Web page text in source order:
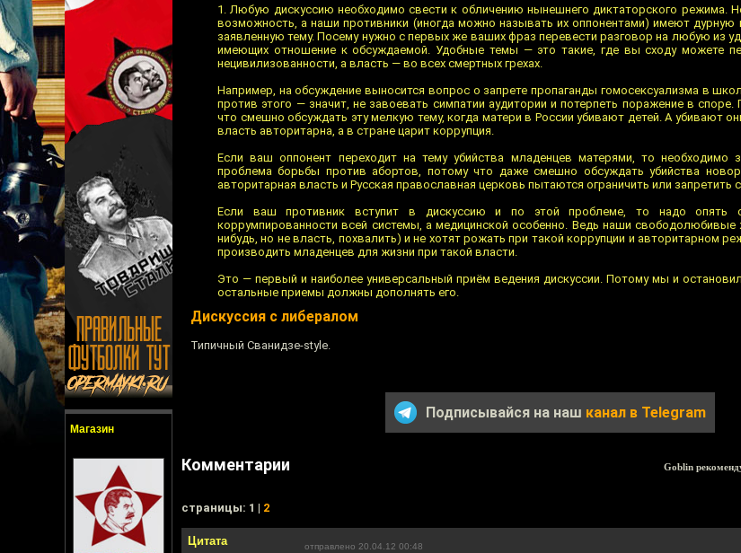
Магазин
1. Любую дискуссию необходимо свести к обличению нынешнего диктаторского режима.
возможность, а наши противники (иногда можно называть их оппонентами) имеют дурную
заявленную тему. Посему нужно с первых же ваших фраз перевести разговор на любую из
имеющих отношение к обсуждаемой. Удобные темы — это такие, где вы сходу можете
нецивилизованности, а власть — во всех смертных грехах.
Например, на обсуждение выносится вопрос о запрете пропаганды гомосексуализма в
против этого — значит, не завоевать симпатии аудитории и потерпеть поражение в споре.
что смешно обсуждать эту мелкую тему, когда матери в России убивают детей. А убивают
власть авторитарна, а в стране царит коррупция.
Если ваш оппонент переходит на тему убийства младенцев матерями, то необходимо
проблема борьбы против абортов, потому что даже смешно обсуждать убийства
авторитарная власть и Русская православная церковь пытаются ограничить или запретить
Если ваш противник вступит в дискуссию и по этой проблеме, то надо опять
коррумпированности всей системы, а медицинской особенно. Ведь наши
нибудь, но не власть, похвалить) и не хотят рожать при такой коррупции и авторитарном
производить младенцев для жизни при такой власти.
Это — первый и наиболее универсальный приём ведения дискуссии. Потому мы и
остальные приемы должны дополнять его.
Дискуссия с либералом
Типичный Сванидзе-style.
Подписывайся на наш канал в Telegram
Комментарии Goblin
cтраницы: 1 | 2
Цитата отправлено 20.04.12 00:48